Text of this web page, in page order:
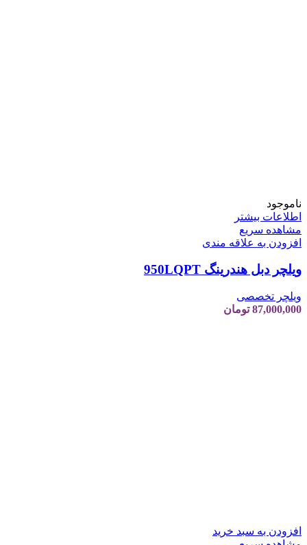
ناموجود
اطلاعات بیشتر
مشاهده سریع
افزودن به علاقه مندی
ویلچر دبل هندرینگ 950LQPT
ویلچر تخصصی
87,000,000 تومان
افزودن به سبد خرید